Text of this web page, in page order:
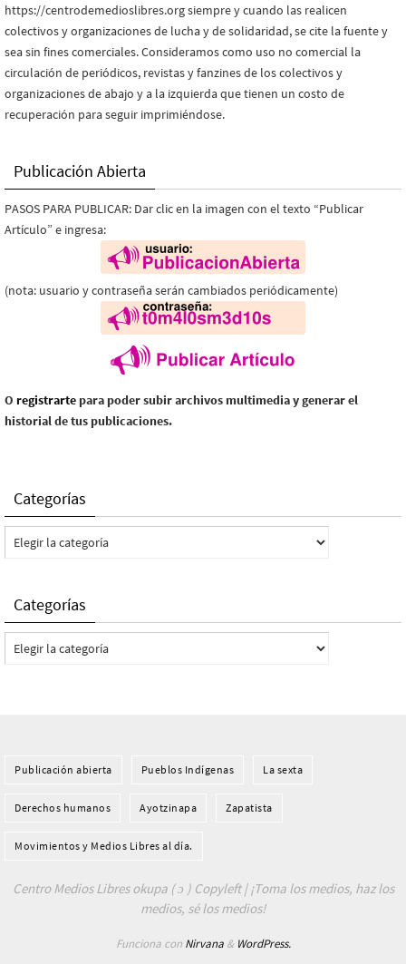
https://centrodemedioslibres.org siempre y cuando las realicen
colectivos y organizaciones de lucha y de solidaridad, se cite la fuente y
sea sin fines comerciales. Consideramos como uso no comercial la
circulación de periódicos, revistas y fanzines de los colectivos y
organizaciones de abajo y a la izquierda que tienen un costo de
recuperación para seguir imprimiéndose.
Publicación Abierta
PASOS PARA PUBLICAR: Dar clic en la imagen con el texto “Publicar
Artículo” e ingresa:
(nota: usuario y contraseña serán cambiados periódicamente)
O registrarte para poder subir archivos multimedia y generar el
historial de tus publicaciones.
Categorías
Categorías
Categorías
Categorías
Publicación abierta Pueblos Indí­genas La sexta
Derechos humanos Ayotzinapa Zapatista
Movimientos y Medios Libres al día.
Centro Medios Libres okupa ( ɔ ) Copyleft | ¡Toma los medios, haz los
medios, sé los medios!
Funciona con Nirvana& WordPress.